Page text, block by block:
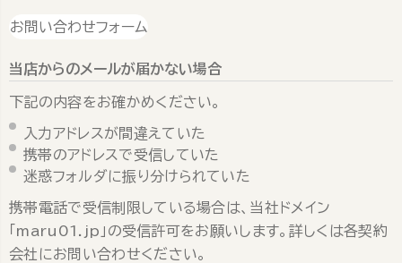
お問い合わせフォーム
当店からのメールが届かない場合
下記の内容をお確かめください。
入力アドレスが間違えていた
携帯のアドレスで受信していた
迷惑フォルダに振り分けられていた
携帯電話で受信制限している場合は、当社ドメイン
「maru01.jp」の受信許可をお願いします。詳しくは各契約
会社にお問い合わせください。